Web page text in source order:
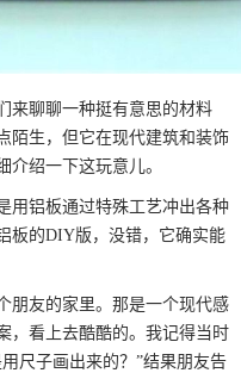
来聊聊一种挺有意思的材料
生，但它在现代建筑和装饰
介绍一下这玩意儿。
用铝板通过特殊工艺冲出各种
板的DIY版，没错，它确实能
朋友的家里。那是一个现代感
，看上去酷酷的。我记得当时
尺子画出来的？”结果朋友告